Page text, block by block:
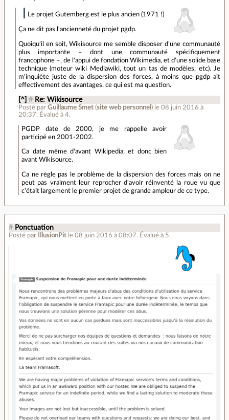
Le projet Gutemberg est le plus ancien (1971 !)
Ça ne dit pas l'ancienneté du projet pgdp.
Quoiqu'il en soit, Wikisource me semble disposer d'une communauté
plus importante – dont une communauté spécifiquement
francophone –, de l'appui de fondation Wikimedia, et d'une solide base
technique (moteur wiki Mediawiki, tout un tas de modèles, etc). Je
m'inquiète juste de la dispersion des forces, à moins que pgdp ait
effectivement des avantages, ce qui est ma question.
[^] # Re: Wikisource
Posté parGuillaume Smet (site web personnel ) le 08 juin 2016 à
20:37. Évalué à4.
PGDP date de 2000, je me rappelle avoir
participé en 2001-2002.
Ca date même d'avant Wikipedia, et donc bien
avant Wikisource.
Ca ne règle pas le problème de la dispersion des forces mais on ne
peut pas vraiment leur reprocher d'avoir réinventé la roue vu que
c'était largement le premier projet de grande ampleur de ce type.
# Ponctuation
Posté par IllusionPit le 08 juin 2016 à 08:07. Évalué à 5.